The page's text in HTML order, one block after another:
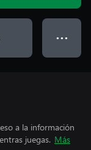
● ● ●
a la información
juegas. Más